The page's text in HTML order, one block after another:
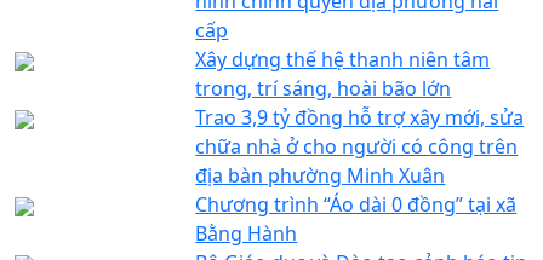
cấp
Xây dựng thế hệ thanh niên tâm
trong, trí sáng, hoài bão lớn
Trao 3,9 tỷ đồng hỗ trợ xây mới, sửa
chữa nhà ở cho người có công trên
địa bàn phường Minh Xuân
Chương trình “Áo dài 0 đồng” tại xã
Bằng Hành